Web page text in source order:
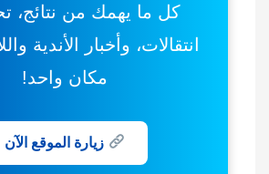
كل ما يهمك من نتائج،
انتقالات، وأخبار الأندية
مكان واحد!
زيارة الموقع الآن